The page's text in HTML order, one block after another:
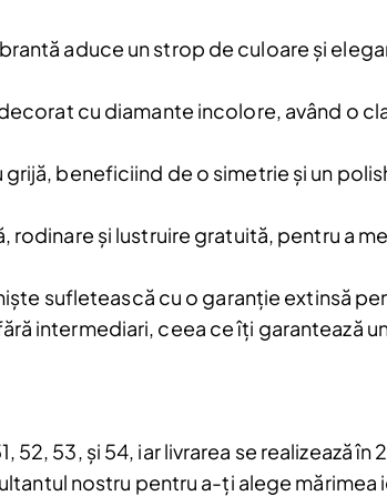
Fii la curent cu noutățile și promoțiile
Email
Am citit și sunt de acord cu Politica de
confidentialitate
aduce un strop de culoare și
cu diamante incolore, având o
beneficiind de o simetrie și un
și lustruire gratuită, pentru a
sufletească cu o garanție extinsă
intermediari, ceea ce îți garantează
53, și 54, iar livrarea se realizează în
nostru pentru a-ți alege mărimea